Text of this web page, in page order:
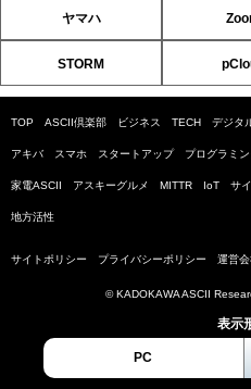
ヤマハ
STORM
TOP ASCII倶楽部 ビジネス TECH デジタ
アキバ スマホ スタートアップ プログラミ
家電ASCII アスキーグルメ MITTR IoT サ
地方活性
サイトポリシー プライバシーポリシー 運営
© KADOKAWA ASCII
表示
PC